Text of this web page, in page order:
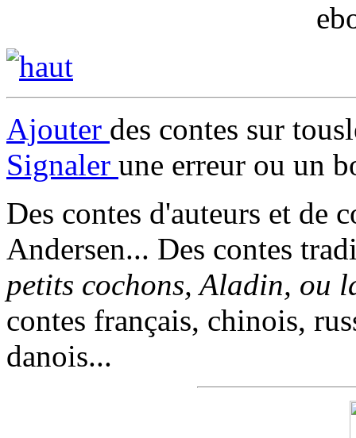
Ajouter des contes sur
Signaler une erreur ou un
Des contes d'auteurs et de
Andersen... Des contes
petits cochons, Aladin, ou
contes français, chinois,
danois...